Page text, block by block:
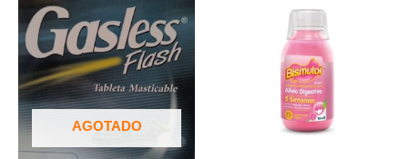
AGOTADO